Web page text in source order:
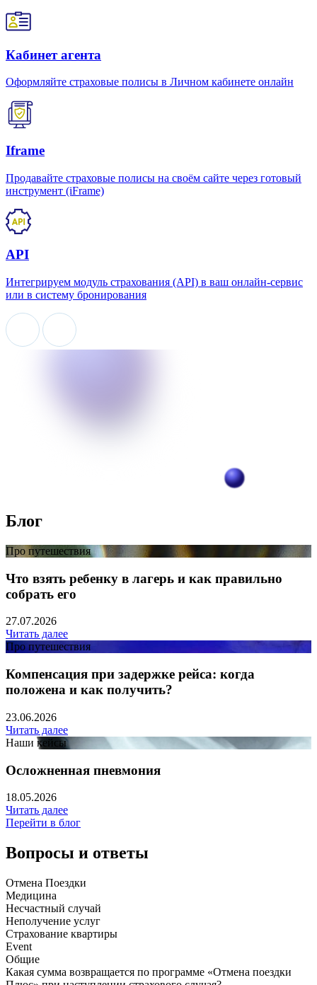
Кабинет агента
Оформляйте страховые полисы в Личном кабинете онлайн
Iframe
Продавайте страховые полисы на своём сайте через готовый
инструмент (iFrame)
API
Интегрируем модуль страхования (API) в ваш онлайн-сервис
или в систему бронирования
Блог
Про путешествия
Что взять ребенку в лагерь и как правильно
собрать его
27.07.2026
Читать далее
Про путешествия
Компенсация при задержке рейса: когда
положена и как получить?
23.06.2026
Читать далее
Наши кейсы
Осложненная пневмония
18.05.2026
Читать далее
Перейти в блог
Вопросы и ответы
Отмена Поездки
Медицина
Несчастный случай
Неполучение услуг
Страхование квартиры
Event
Общие
Какая сумма возвращается по программе «Отмена поездки